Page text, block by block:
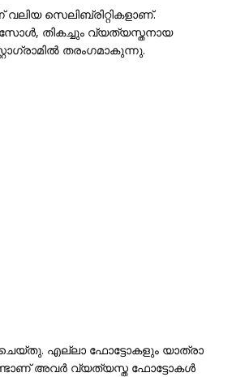
സെലിബ്രിറ്റികളാണ്.
തികച്ചും വ്യത്യസ്തനായ
തരംഗമാകുന്നു.
എല്ലാ ഫോട്ടോകളും യാത്രാ
അവർ വ്യത്യസ്ത ഫോട്ടോകൾ